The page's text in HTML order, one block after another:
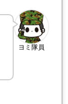
ヨミ隊員